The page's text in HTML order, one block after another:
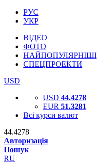
РУС
УКР
ВІДЕО
ФОТО
НАЙПОПУЛЯРНІШІ
СПЕЦПРОЕКТИ
USD
USD 44.4278
EUR 51.3281
Всі курси валют
44.4278
Авторизація
Пошук
RU